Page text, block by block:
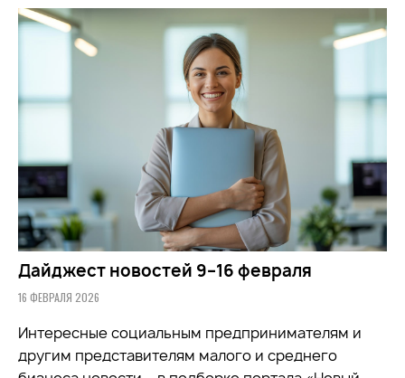
Дайджест новостей 9–16 февраля
16 ФЕВРАЛЯ 2026
Интересные социальным предпринимателям и
другим представителям малого и среднего